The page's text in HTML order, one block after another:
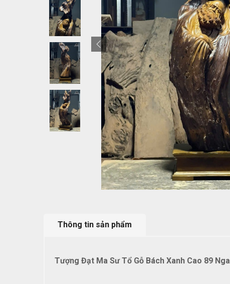
Thông tin sản phẩm
Tượng Đạt Ma Sư Tổ Gỗ Bách Xanh Cao 89